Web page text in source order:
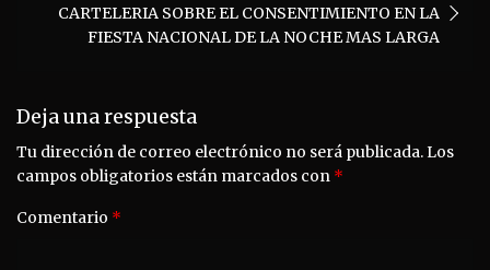
CARTELERIA SOBRE EL CONSENTIMIENTO EN LA
FIESTA NACIONAL DE LA NOCHE MAS LARGA
Deja una respuesta
Tu dirección de correo electrónico no será publicada.Los
campos obligatorios están marcados con *
Comentario *